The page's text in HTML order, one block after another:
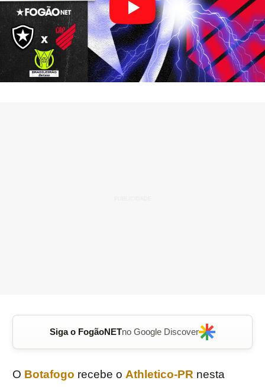
Siga o FogãoNETno Google Discover
O Botafogo recebe o Athletico-PR nesta